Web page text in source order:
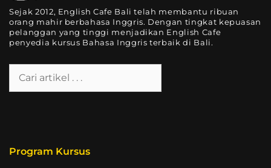
Sejak 2012, English Cafe Bali telah membantu ribuan
orang mahir berbahasa Inggris. Dengan tingkat kepuasan
pelanggan yang tinggi menjadikan English Cafe
penyedia kursus Bahasa Inggris terbaik di Bali.
Program Kursus